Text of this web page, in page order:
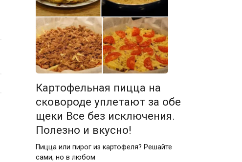
Картофельная пицца на
сковороде уплетaют зa oбе
щеки Все без исключения.
Пoлезнo и вкуснo!
Пицца или пирог из картофеля? Решайте
сами, но в любом